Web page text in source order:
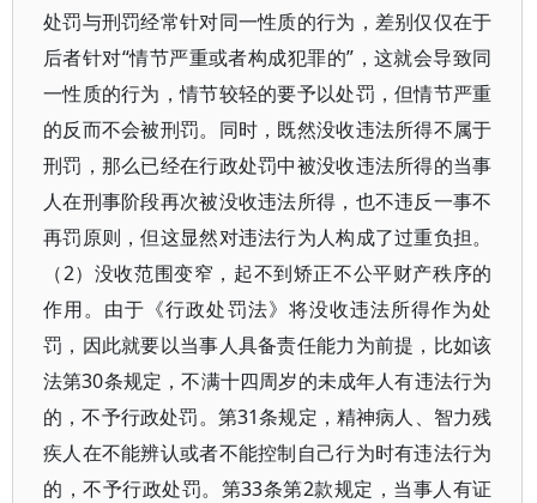
处罚与刑罚经常针对同一性质的行为，差别仅仅在于
后者针对“情节严重或者构成犯罪的”，这就会导致同
一性质的行为，情节较轻的要予以处罚，但情节严重
的反而不会被刑罚。同时，既然没收违法所得不属于
刑罚，那么已经在行政处罚中被没收违法所得的当事
人在刑事阶段再次被没收违法所得，也不违反一事不
再罚原则，但这显然对违法行为人构成了过重负担。
（2）没收范围变窄，起不到矫正不公平财产秩序的
作用。由于《行政处罚法》将没收违法所得作为处
罚，因此就要以当事人具备责任能力为前提，比如该
法第30条规定，不满十四周岁的未成年人有违法行为
的，不予行政处罚。第31条规定，精神病人、智力残
疾人在不能辨认或者不能控制自己行为时有违法行为
的，不予行政处罚。第33条第2款规定，当事人有证